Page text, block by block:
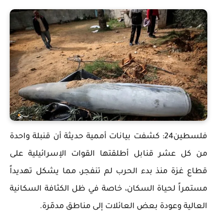
فلسطين24: كشفت بيانات أممية حديثة أن قنبلة واحدة
من كل عشر قنابل أطلقتها القوات الإسرائيلية على
قطاع غزة منذ بدء الحرب لم تنفجر، مما يشكل تهديداً
مستمراً لحياة السكان، خاصة في ظل الكثافة السكانية
العالية وعودة بعض العائلات إلى مناطق مدمّرة.